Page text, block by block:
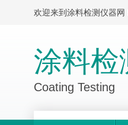
欢迎来到涂料检测仪器网
涂料检
Coating Testing